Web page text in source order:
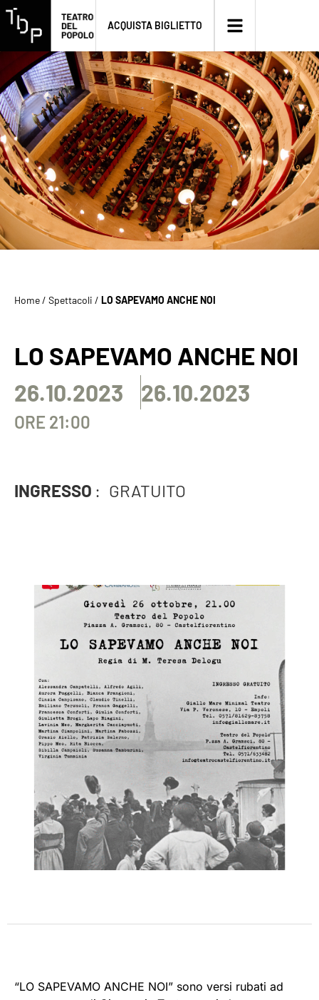
ACQUISTA BIGLIETTO
Home/ Spettacoli / LO SAPEVAMO ANCHE NOI
LO SAPEVAMO ANCHE NOI
26.10.2023 26.10.2023
ORE 21:00
INGRESSO : GRATUITO
“LO SAPEVAMO ANCHE NOI” sono versi rubati ad